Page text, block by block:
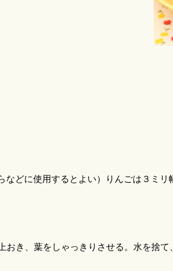
どに使用するとよい）りんごは３ミリ
おき、葉をしゃっきりさせる。水を捨て